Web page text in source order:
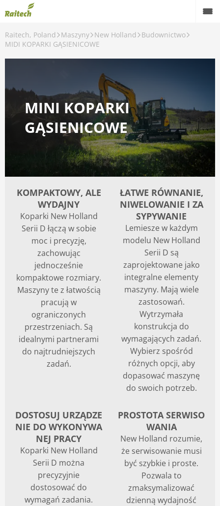
Raitech, Poland Maszyny New Holland
Budownictwo
MIDI KOPARKI GĄSIENICOWE
MINI KOPARKI
GĄSIENICOWE
KOMPAKTOWY, ALE
WYDAJNY
Koparki New Holland
Serii D łączą w sobie
moc i precyzję,
zachowując
jednocześnie
kompaktowe rozmiary.
Maszyny te z łatwością
pracują w
ograniczonych
przestrzeniach. Są
idealnymi partnerami
do najtrudniejszych
zadań.
ŁATWE RÓWNANIE,
NIWELOWANIE I ZA
SYPYWANIE
Lemiesze w każdym
modelu New Holland
Serii D są
zaprojektowane jako
integralne elementy
maszyny. Mają wiele
zastosowań.
Wytrzymała
konstrukcja do
wymagających zadań.
Wybierz spośród
różnych opcji, aby
dopasować maszynę
do swoich potrzeb.
DOSTOSUJ URZĄDZE
NIE DO WYKONYWA
NEJ PRACY
Koparki New Holland
Serii D można
precyzyjnie
dostosować do
wymagań zadania.
PROSTOTA SERWISO
WANIA
New Holland rozumie,
że serwisowanie musi
być szybkie i proste.
Pozwala to
zmaksymalizować
dzienną wydajność
Maszyny
Serwis
Rolnictwo precyzyjne
Finansowanie
Kariera
O nas
Kontakt